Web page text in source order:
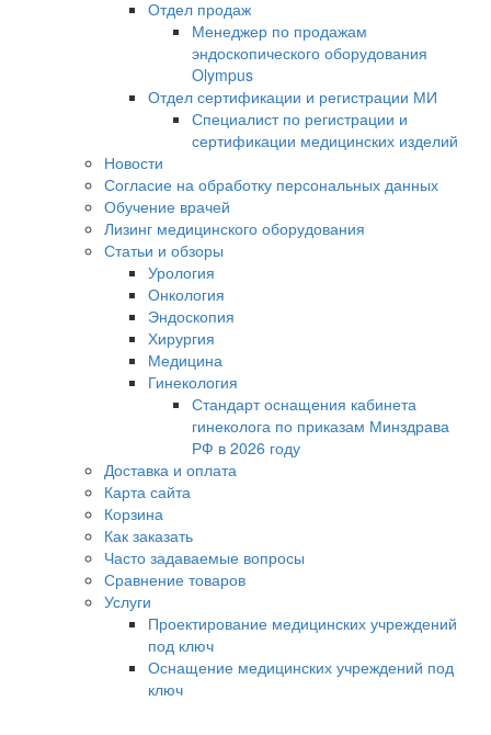
Отдел продаж
Менеджер по продажам
эндоскопического оборудования
Olympus
Отдел сертификации и регистрации МИ
Специалист по регистрации и
сертификации медицинских изделий
Новости
Согласие на обработку персональных данных
Обучение врачей
Лизинг медицинского оборудования
Статьи и обзоры
Урология
Онкология
Эндоскопия
Хирургия
Медицина
Гинекология
Стандарт оснащения кабинета
гинеколога по приказам Минздрава
РФ в 2026 году
Доставка и оплата
Карта сайта
Корзина
Как заказать
Часто задаваемые вопросы
Сравнение товаров
Услуги
Проектирование медицинских учреждений
под ключ
Оснащение медицинских учреждений под
ключ